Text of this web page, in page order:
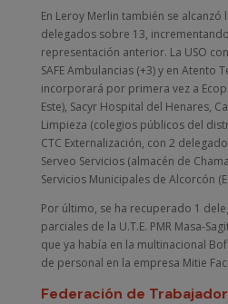
En Leroy Merlin también se
delegados sobre 13,
representación anterior. La USO
SAFE Ambulancias (+3) y en Atento
incorporará por primera vez a
Este), Sacyr Hospital del Henares,
Limpieza (colegios públicos del
CTC Externalización, con 2
Serveo Servicios (almacén de
Servicios Municipales de Alcorcón
Por último, se ha recuperado 1
parciales de la U.T.E. PMR Masa-
que ya había en la multinacional
de personal en la empresa Mitie
Federación de